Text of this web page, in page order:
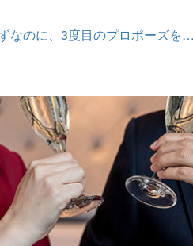
なのに、3度目のプロポーズを